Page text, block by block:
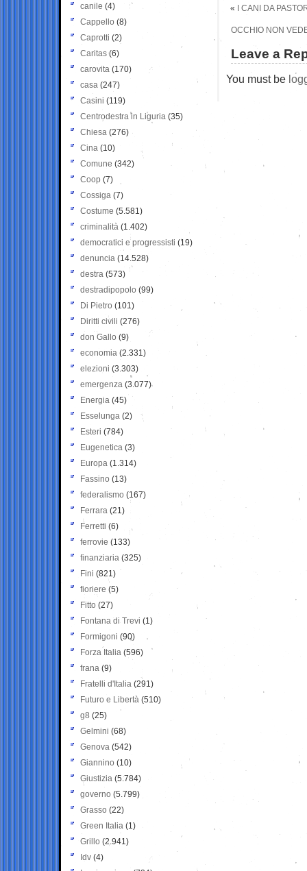
« I CANI DA
OCCHIO NON
Leave a
You must be
canile (4)
Cappello (8)
Caprotti (2)
Caritas (6)
carovita (170)
casa (247)
Casini (119)
Centrodestra in Liguria (35)
Chiesa (276)
Cina (10)
Comune (342)
Coop (7)
Cossiga (7)
Costume (5.581)
criminalità (1.402)
democratici e progressisti (19)
denuncia (14.528)
destra (573)
destradipopolo (99)
Di Pietro (101)
Diritti civili (276)
don Gallo (9)
economia (2.331)
elezioni (3.303)
emergenza (3.077)
Energia (45)
Esselunga (2)
Esteri (784)
Eugenetica (3)
Europa (1.314)
Fassino (13)
federalismo (167)
Ferrara (21)
Ferretti (6)
ferrovie (133)
finanziaria (325)
Fini (821)
fioriere (5)
Fitto (27)
Fontana di Trevi (1)
Formigoni (90)
Forza Italia (596)
frana (9)
Fratelli d'Italia (291)
Futuro e Libertà (510)
g8 (25)
Gelmini (68)
Genova (542)
Giannino (10)
Giustizia (5.784)
governo (5.799)
Grasso (22)
Green Italia (1)
Grillo (2.941)
Idv (4)